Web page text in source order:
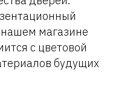
нашем магазине
с цветовой
будущих